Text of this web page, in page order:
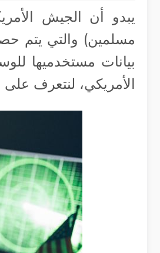
يبدو أن الجيش
مسلمين) والتي يتم
بيانات مستخدميها
الأمريكي، لنتعرف على